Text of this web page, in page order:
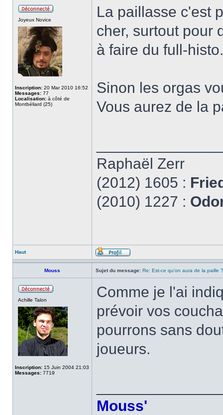
Joyeux Novice
Inscription: 20 Mar 2010 16:52
Messages: 77
Localisation: à côté de
Montbéliard (25)
La paillasse c'est
cher, surtout pour
à faire du full-histo.
Sinon les orgas
Vous aurez de la
Raphaël Zerr
(2012) 1605 :
(2010) 1227 :
Haut
Mouss Sujet du message: Re: Est-ce qu'on aura de la paille ?
Achille Talon
Inscription: 15 Juin 2004 21:03
Messages: 7719
Comme je l'ai
prévoir vos
pourrons sans
joueurs.
Mouss'